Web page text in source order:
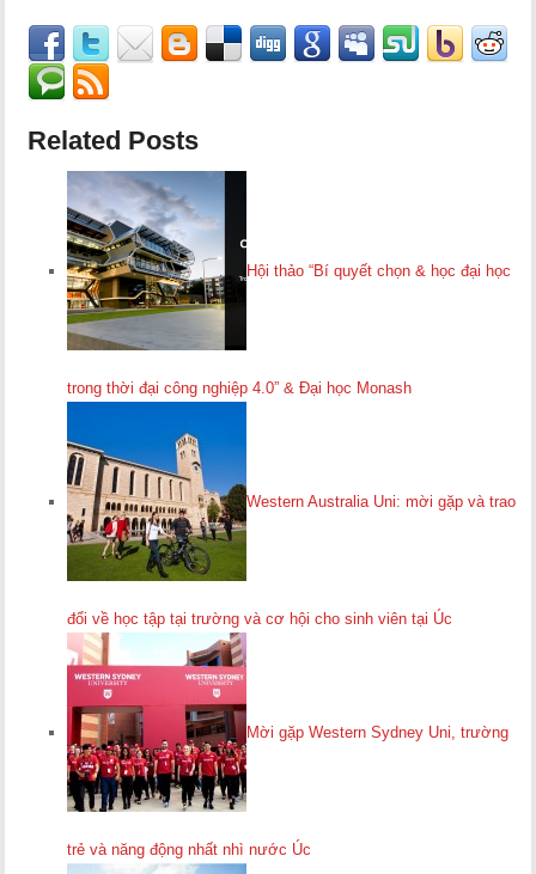
Related Posts
Hội thảo “Bí quyết chọn & học đại học
trong thời đại công nghiệp 4.0” & Đại học Monash
Western Australia Uni: mời gặp và trao
đổi về học tập tại trường và cơ hội cho sinh viên tại Úc
Mời gặp Western Sydney Uni, trường
trẻ và năng động nhất nhì nước Úc